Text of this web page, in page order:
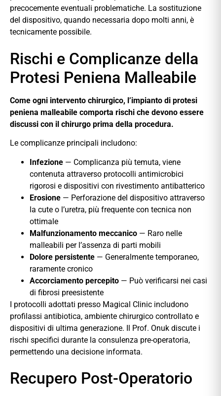
precocemente eventuali problematiche. La sostituzione
del dispositivo, quando necessaria dopo molti anni, è
tecnicamente possibile.
Rischi e Complicanze della
Protesi Peniena Malleabile
Come ogni intervento chirurgico, l’impianto di protesi
peniena malleabile comporta rischi che devono essere
discussi con il chirurgo prima della procedura.
Le complicanze principali includono:
Infezione — Complicanza più temuta, viene
contenuta attraverso protocolli antimicrobici
rigorosi e dispositivi con rivestimento antibatterico
Erosione — Perforazione del dispositivo attraverso
la cute o l’uretra, più frequente con tecnica non
ottimale
Malfunzionamento meccanico — Raro nelle
malleabili per l’assenza di parti mobili
Dolore persistente — Generalmente temporaneo,
raramente cronico
Accorciamento percepito — Può verificarsi nei casi
di fibrosi preesistente
I protocolli adottati presso Magical Clinic includono
profilassi antibiotica, ambiente chirurgico controllato e
dispositivi di ultima generazione. Il Prof. Onuk discute i
rischi specifici durante la consulenza pre-operatoria,
permettendo una decisione informata.
Recupero Post-Operatorio